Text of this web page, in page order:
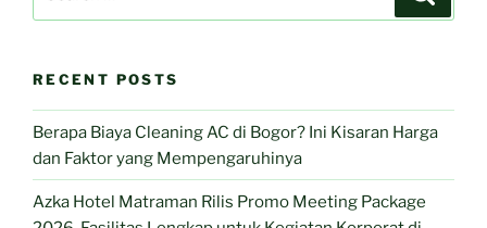
RECENT POSTS
Berapa Biaya Cleaning AC di Bogor? Ini Kisaran Harga
dan Faktor yang Mempengaruhinya
Azka Hotel Matraman Rilis Promo Meeting Package